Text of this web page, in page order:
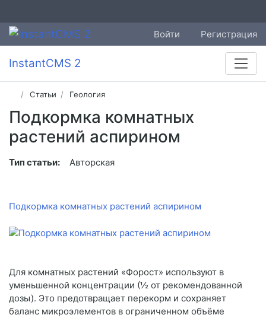
Войти Регистрация
InstantCMS 2
Статьи Геология
Подкормка комнатных
растений аспирином
Тип статьи: Авторская
Подкормка комнатных растений аспирином
Для комнатных растений «Форост» используют в
уменьшенной концентрации (½ от рекомендованной
дозы). Это предотвращает перекорм и сохраняет
баланс микроэлементов в ограниченном объёме